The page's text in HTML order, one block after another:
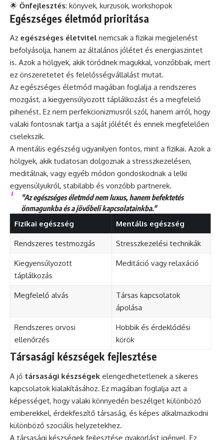
🌟 Önfejlesztés: könyvek, kurzusok, workshopok
Egészséges életmód prioritása
Az egészséges életvitel nemcsak a fizikai megjelenést
befolyásolja, hanem az általános jólétet és energiaszintet
is. Azok a hölgyek, akik törődnek magukkal, vonzóbbak, mert
ez önszeretetet és felelősségvállalást mutat.
Az egészséges életmód magában foglalja a rendszeres
mozgást, a kiegyensúlyozott táplálkozást és a megfelelő
pihenést. Ez nem perfekcionizmusról szól, hanem arról, hogy
valaki fontosnak tartja a saját jólétét és ennek megfelelően
cselekszik.
A mentális egészség ugyanilyen fontos, mint a fizikai. Azok a
hölgyek, akik tudatosan dolgoznak a stresszkezelésen,
meditálnak, vagy egyéb módon gondoskodnak a lelki
egyensúlyukról, stabilabb és vonzóbb partnerek.
"Az egészséges életmód nem luxus, hanem befektetés
önmagunkba és a jövőbeli kapcsolatainkba."
Fizikai egészség Mentális egészség
Rendszeres testmozgás Stresszkezelési technikák
Kiegyensúlyozott
táplálkozás
Meditáció vagy relaxáció
Megfelelő alvás
Társas kapcsolatok
ápolása
Rendszeres orvosi
ellenőrzés
Hobbik és érdeklődési
körök
Társasági készségek fejlesztése
A jó társasági készségek elengedhetetlenek a sikeres
kapcsolatok kialakításához. Ez magában foglalja azt a
képességet, hogy valaki könnyedén beszélget különböző
emberekkel, érdekfeszítő társaság, és képes alkalmazkodni
különböző szociális helyzetekhez.
A társasági készségek fejlesztése gyakorlást igényel. Ez